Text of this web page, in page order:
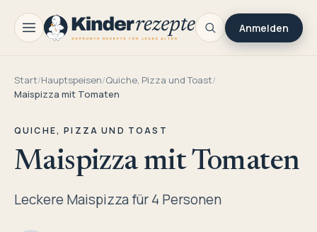
Anmelden
Start/Hauptspeisen/Quiche, Pizza und Toast/
Maispizza mit Tomaten
QUICHE, PIZZA UND TOAST
Maispizza mit Tomaten
Leckere Maispizza für 4 Personen